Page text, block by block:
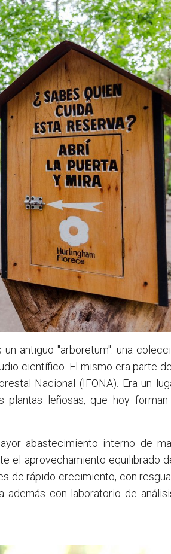
antiguo "arboretum": una
científico. El mismo era parte
Nacional (IFONA). Era un
leñosas, que hoy
abastecimiento interno de
el aprovechamiento equilibrado
de rápido crecimiento, con
con laboratorio de